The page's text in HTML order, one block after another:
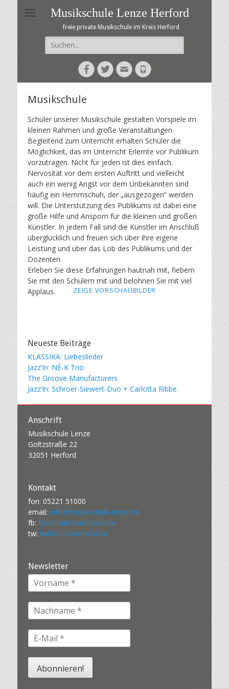
Musikschule Lenze Herford
freie private Musikschule im Kreis Herford
Suche
nach:
Facebook
Twitter
E-
Mail
Telefon
Musikschule
Schüler unserer Musikschule gestalten Vorspiele im
kleinen Rahmen und große Veranstaltungen.
Begleitend zum Unterricht erhalten Schüler die
Möglichkeit, das im Unterricht Erlernte vor Publikum
vorzutragen. Nicht für jeden ist dies einfach.
Nervosität vor dem ersten Auftritt und vielleicht
auch ein wenig Angst vor dem Unbekannten sind
häufig ein Hemmschuh, der „ausgezogen“ werden
will. Die Unterstützung des Publikums ist dabei eine
große Hilfe und Ansporn für die kleinen und großen
Künstler. In jedem Fall sind die Künstler im Anschluß
überglücklich und freuen sich über ihre eigene
Leistung und über das Lob des Publikums und der
Dozenten.
Erleben Sie diese Erfahrungen hautnah mit, fiebern
Sie mit den Schülern mit und belohnen Sie mit viel
Applaus.
ZEIGE VORSCHAUBILDER
Neueste Beiträge
KLASSIKA: Liebeslieder
Jazz’In: NÈ-K Trio
The Groove Manufacturers
Jazz’In: Schroer-Siewert-Duo + Carlotta Ribbe
Anschrift
Musikschule Lenze
Goltzstraße 22
32051 Herford
Kontakt
fon: 05221 51000
email: info@musikschule-lenze.de
fb: facebook.com/mslenze
tw: twitter.com/mslenze
Newsletter